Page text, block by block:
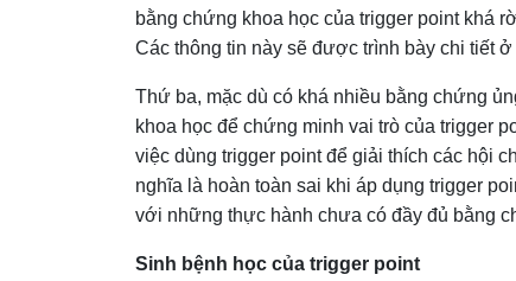
bằng chứng khoa học của trigger point khá
Các thông tin này sẽ được trình bày chi tiết
Thứ ba, mặc dù có khá nhiều bằng chứng
khoa học để chứng minh vai trò của trigger
việc dùng trigger point để giải thích các hội
nghĩa là hoàn toàn sai khi áp dụng trigger
với những thực hành chưa có đầy đủ bằng
Sinh bệnh học của trigger point